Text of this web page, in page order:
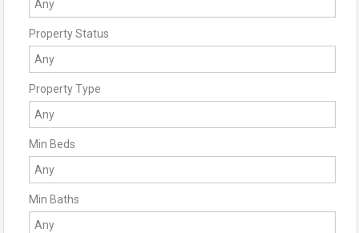
Property Status
Property Type
Min Beds
Min Baths